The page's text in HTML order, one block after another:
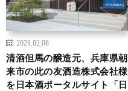
2021.02.08
清酒但馬の醸造元、兵庫県朝
来市の此の友酒造株式会社様
を日本酒ポータルサイト「日